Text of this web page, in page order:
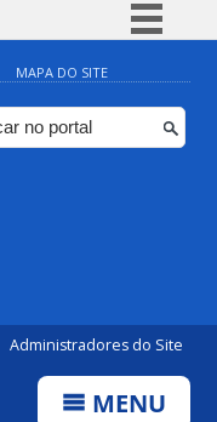
Simplifique!
Comunica BR
Participe
MAPA DO SITE
Administradores do Site
MENU